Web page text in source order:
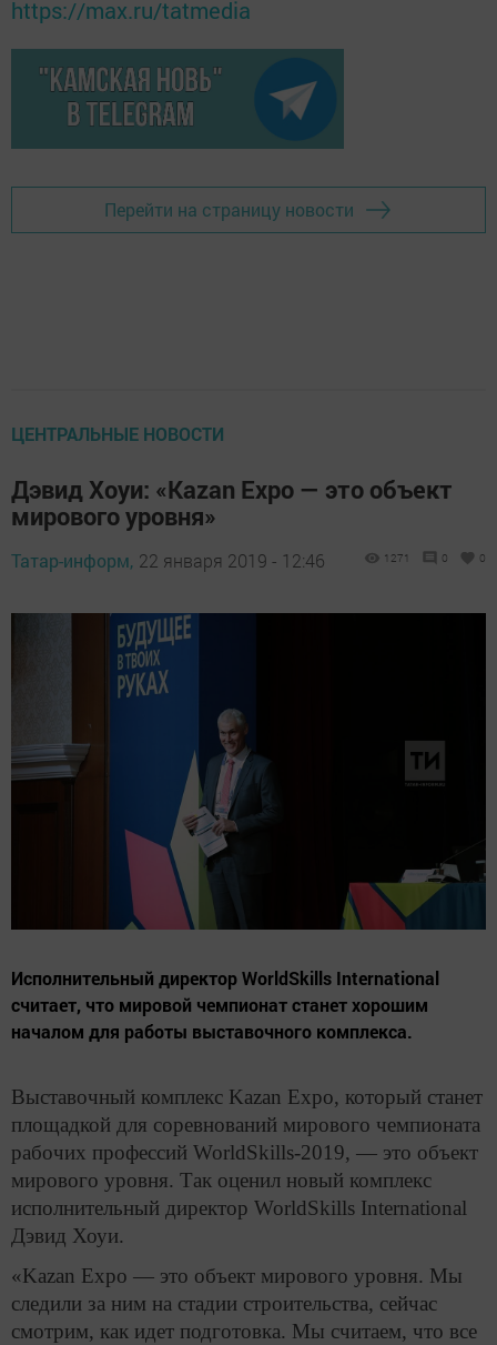
https://max.ru/tatmedia
Перейти на страницу новости
ЦЕНТРАЛЬНЫЕ НОВОСТИ
Дэвид Хоуи: «Kazan Expo — это объект
мирового уровня»
Татар-информ, 22 января 2019 - 12:46 1271 0 0
Исполнительный директор WorldSkills International
считает, что мировой чемпионат станет хорошим
началом для работы выставочного комплекса.
Выставочный комплекс Kazan Expo, который станет
площадкой для соревнований мирового чемпионата
рабочих профессий WorldSkills-2019, — это объект
мирового уровня. Так оценил новый комплекс
исполнительный директор WorldSkills International
Дэвид Хоуи.
«Kazan Expo — это объект мирового уровня. Мы
следили за ним на стадии строительства, сейчас
смотрим, как идет подготовка. Мы считаем, что все